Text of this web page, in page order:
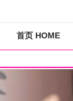
首页 HOME